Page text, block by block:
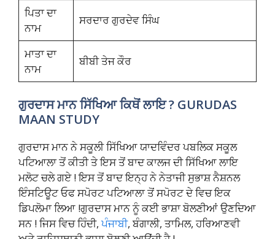
ਪਿਤਾ ਦਾ
ਨਾਮ
ਸਰਦਾਰ ਗੁਰਦੇਵ ਸਿੰਘ
ਮਾਤਾ ਦਾ
ਨਾਮ
ਬੀਬੀ ਤੇਜ ਕੌਰ
ਗੁਰਦਾਸ ਮਾਨ ਸਿੱਖਿਆ ਕਿਥੋਂ ਲਾਇ? GURUDAS
MAAN STUDY
ਗੁਰਦਾਸ ਮਾਨ ਨੇ ਸਕੂਲੀ ਸਿੱਖਿਆ ਯਾਦਵਿੰਦਰ ਪਬਲਿਕ ਸਕੂਲ
ਪਟਿਆਲਾ ਤੋਂ ਕੀਤੀ ਤੇ ਇਸ ਤੋਂ ਬਾਦ ਕਾਲਜ ਦੀ ਸਿੱਖਿਆ ਲਾਇ
ਮਲੋਟ ਚਲੇ ਗਏ ! ਇਸ ਤੋਂ ਬਾਦ ਇਨ੍ਹ ਨੇ ਨੇਤਾਜੀ ਸੁਭਾਸ਼ ਨੈਸ਼ਨਲ
ਇੰਸਟਿਊਟ ਓਫ ਸਪੋਰਟ ਪਟਿਆਲਾ ਤੋਂ ਸਪੋਰਟ ਦੇ ਵਿਚ ਇਕ
ਡਿਪਲੋਮਾ ਲਿਆ !ਗੁਰਦਾਸ ਮਾਨ ਨੂੰ ਕਈ ਭਾਸ਼ਾ ਬੋਲਣੀਆਂ ਉਣਦਿਆ
ਸਨ ! ਜਿਸ ਵਿਚ ਹਿੰਦੀ,ਪੰਜਾਬੀ, ਬੰਗਾਲੀ, ਤਾਮਿਲ, ਹਰਿਆਣਵੀ